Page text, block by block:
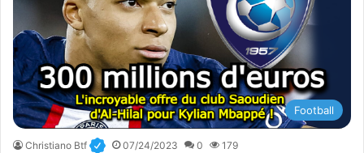
Football
Christiano Btf 07/24/2023 0 179